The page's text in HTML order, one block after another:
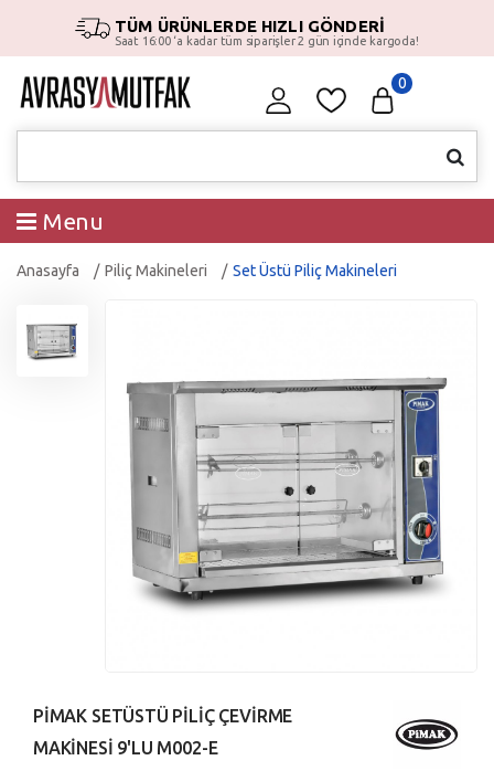
TÜM ÜRÜNLERDE HIZLI GÖNDERİ
Saat 16:00 ‘a kadar tüm siparişler 2 gün içinde kargoda!
0
Menu
Anasayfa Piliç Makineleri Set Üstü Piliç Makineleri
PİMAK SETÜSTÜ PİLİÇ ÇEVİRME
MAKİNESİ 9'LU M002-E